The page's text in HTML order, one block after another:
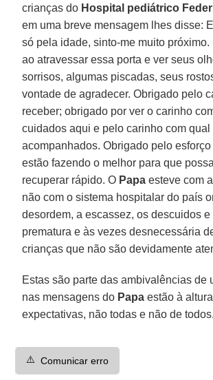
crianças do Hospital pediátrico
em uma breve mensagem lhes disse:
só pela idade, sinto-me muito próximo.
ao atravessar essa porta e ver seus
sorrisos, algumas piscadas, seus
vontade de agradecer. Obrigado pelo
receber; obrigado por ver o carinho
cuidados aqui e pelo carinho com qual
acompanhados. Obrigado pelo
estão fazendo o melhor para que
recuperar rápido. O Papa esteve com
não com o sistema hospitalar do país
desordem, a escassez, os descuidos e
prematura e às vezes desnecessária
crianças que não são devidamente
Estas são parte das ambivalências de
nas mensagens do Papa estão à
expectativas, não todas e não de todos.
⚠️ Comunicar erro